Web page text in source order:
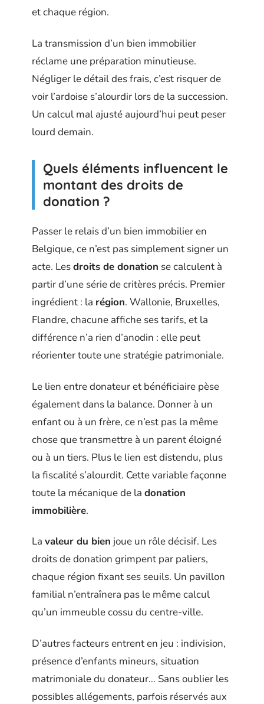
et chaque région.
La transmission d’un bien immobilier
réclame une préparation minutieuse.
Négliger le détail des frais, c’est risquer de
voir l’ardoise s’alourdir lors de la succession.
Un calcul mal ajusté aujourd’hui peut peser
lourd demain.
Quels éléments influencent le
montant des droits de
donation ?
Passer le relais d’un bien immobilier en
Belgique, ce n’est pas simplement signer un
acte. Lesdroits de donation se calculent à
partir d’une série de critères précis. Premier
ingrédient : la région. Wallonie, Bruxelles,
Flandre, chacune affiche ses tarifs, et la
différence n’a rien d’anodin : elle peut
réorienter toute une stratégie patrimoniale.
Le lien entre donateur et bénéficiaire pèse
également dans la balance. Donner à un
enfant ou à un frère, ce n’est pas la même
chose que transmettre à un parent éloigné
ou à un tiers. Plus le lien est distendu, plus
la fiscalité s’alourdit. Cette variable façonne
toute la mécanique de la donation
immobilière.
La valeur du bien joue un rôle décisif. Les
droits de donation grimpent par paliers,
chaque région fixant ses seuils. Un pavillon
familial n’entraînera pas le même calcul
qu’un immeuble cossu du centre-ville.
D’autres facteurs entrent en jeu : indivision,
présence d’enfants mineurs, situation
matrimoniale du donateur… Sans oublier les
possibles allégements, parfois réservés aux